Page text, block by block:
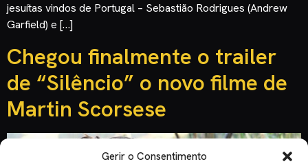
Gerir o Consentimento
jesuítas vindos de Portugal – Sebastião Rodrigues (Andrew
Garfield) e […]
Chegou finalmente o trailer
de “Silêncio” o novo filme de
Martin Scorsese